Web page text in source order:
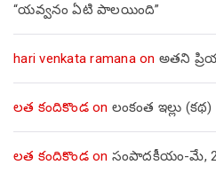
“యవ్వనం ఏటి పాలయింది”
hari venkata ramanaon అతని
లత కందికొండon లంకంత ఇల్లు (కథ)
లత కందికొండon సంపాదకీయం-మే,